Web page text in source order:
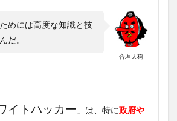
合理天狗
めには高度な知識と技
だ。
イトハッカー 」は、特に政府や